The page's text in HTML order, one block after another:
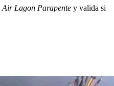
Air Lagon Parapente y valida si